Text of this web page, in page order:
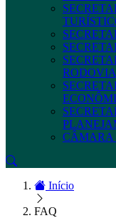
CÂMARA
Início
FAQ